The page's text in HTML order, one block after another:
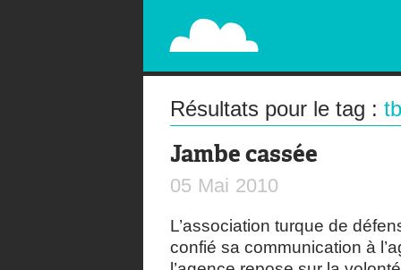
PAPERPLANE
STREET, AMBIENT, GUÉRILLA MARKETING
Résultats pour le tag :
Jambe cassée
05 Mai 2010
L’association turque de
confié sa communication à